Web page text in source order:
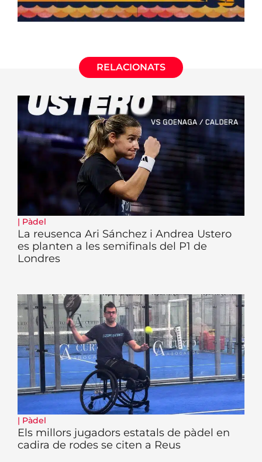
RELACIONATS
| Pàdel
La reusenca Ari Sánchez i Andrea Ustero
es planten a les semifinals del P1 de
Londres
| Pàdel
Els millors jugadors estatals de pàdel en
cadira de rodes se citen a Reus